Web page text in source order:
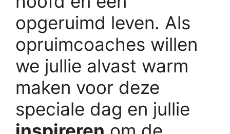
opgeruimd leven. Als
opruimcoaches willen
we jullie alvast warm
maken voor deze
speciale dag en jullie